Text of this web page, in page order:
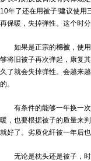
10年了还在用被子!建议使用
再保暖，失掉弹性。这个时
如果是正宗的棉被 ，使
够将旧被子再次弹起，康复
久了就会失掉弹性。会越来
的。
有条件的能够一年换一次
暖，也要根据被子的质量来
就好了。劣质化纤被一年后
无论是枕头还是被子，时